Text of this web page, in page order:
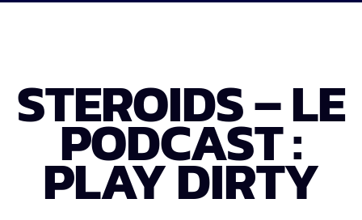
STEROIDS – LE
PODCAST :
PLAY DIRTY